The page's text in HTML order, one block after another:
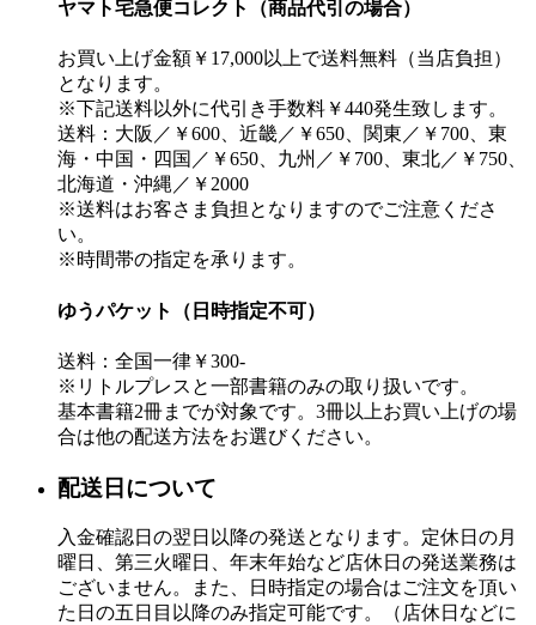
ヤマト宅急便コレクト（商品代引の場合）
お買い上げ金額￥17,000以上で送料無料（当店負担）
となります。
※下記送料以外に代引き手数料￥440発生致します。
送料：大阪／￥600、近畿／￥650、関東／￥700、東
海・中国・四国／￥650、九州／￥700、東北／￥750、
北海道・沖縄／￥2000
※送料はお客さま負担となりますのでご注意くださ
い。
※時間帯の指定を承ります。
ゆうパケット（日時指定不可）
送料：全国一律￥300-
※リトルプレスと一部書籍のみの取り扱いです。
基本書籍2冊までが対象です。3冊以上お買い上げの場
合は他の配送方法をお選びください。
配送日について
入金確認日の翌日以降の発送となります。定休日の月
曜日、第三火曜日、年末年始など店休日の発送業務は
ございません。また、日時指定の場合はご注文を頂い
た日の五日目以降のみ指定可能です。（店休日などに